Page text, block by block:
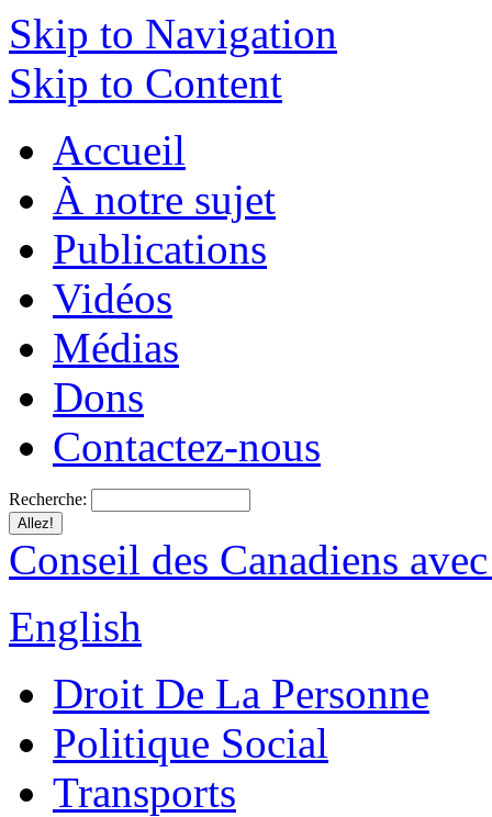
Skip to Navigation
Skip to Content
Accueil
À notre sujet
Publications
Vidéos
Médias
Dons
Contactez-nous
Recherche:
Conseil des Canadiens
English
Droit De La Personne
Politique Social
Transports